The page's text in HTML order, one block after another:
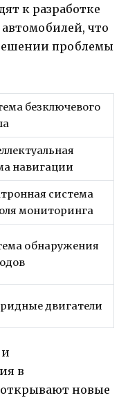
к разработке
что
проблемы
безключевого
навигации
система
мониторинга
обнаружения
двигатели
в
новые